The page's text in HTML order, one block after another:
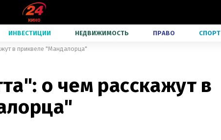
ИНВЕСТИЦИИ НЕДВИЖИМОСТЬ ПРАВО СПОРТ
в приквеле "Мандалорца"
о чем расскажут в